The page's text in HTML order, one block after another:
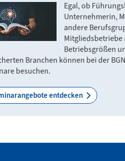
Egal, ob
Unternehmerin,
andere
Mitgliedsbetriebe
Betriebsgrößen
Branchen können bei der
besuchen.
entdecken